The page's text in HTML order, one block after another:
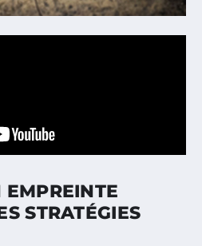
EMPREINTE
STRATÉGIES